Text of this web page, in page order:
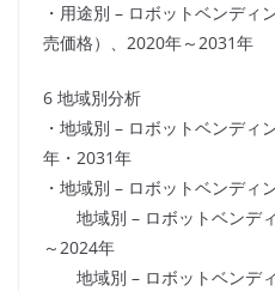
・用途別 – ロボットベンディ
売価格）、2020年～2031年
6 地域別分析
・地域別 – ロボットベンディ
年・2031年
・地域別 – ロボットベンディ
地域別 – ロボットベンデ
～2024年
地域別 – ロボットベンデ